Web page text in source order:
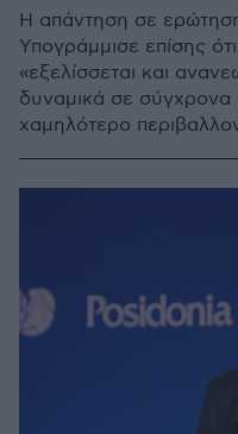
Η απάντηση σε
Υπογράμμισε επίσης
«εξελίσσεται και
δυναμικά σε σύγχρονα
χαμηλότερο